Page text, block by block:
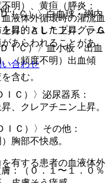
ＩＣ）〉白血球・網内
ＩＣ）〉血小板・出血
（頻度不明）出血傾
Ｃ）〉泌尿器系：
、クレアチニン上昇。
Ｃ）〉その他：
胸部不快感。
有する患者の血液体外
明）、黄疸（膵炎：
液体外循環時の灌流血
昇、ＡＬＴ上昇、γ−Ｇ
あらわれることがあ
含む。
：（０．１〜１．０％
目的としたプログラム
合わせ